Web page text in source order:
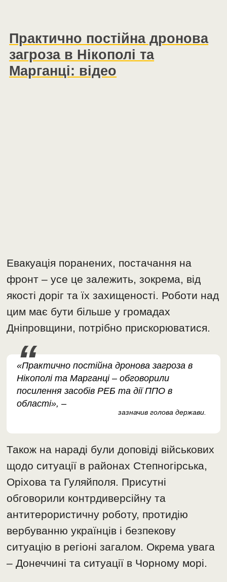
Практично постійна дронова
загроза в Нікополі та
Марганці: відео
Евакуація поранених, постачання на
фронт – усе це залежить, зокрема, від
якості доріг та їх захищеності. Роботи над
цим має бути більше у громадах
Дніпровщини, потрібно прискорюватися.
«Практично постійна дронова загроза в
Нікополі та Марганці – обговорили
посилення засобів РЕБ та дії ППО в
області», –
зазначив голова держави.
Також на нараді були доповіді військових
щодо ситуації в районах Степногірська,
Оріхова та Гуляйполя. Присутні
обговорили контрдиверсійну та
антитерористичну роботу, протидію
вербуванню українців і безпекову
ситуацію в регіоні загалом. Окрема увага
– Донеччині та ситуації в Чорному морі.